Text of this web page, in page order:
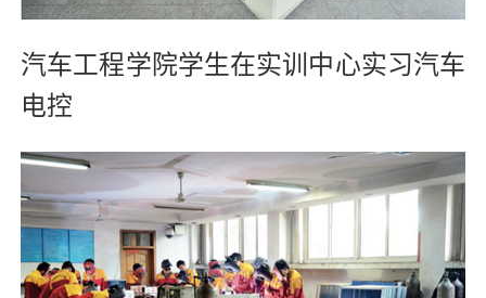
汽车工程学院学生在实训中心实习汽车
电控